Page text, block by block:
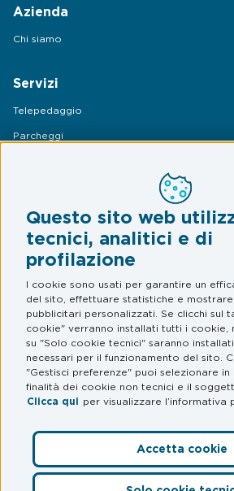
Questo sito web
tecnici, analitici e di
profilazione
I cookie sono usati per garantire un
del sito, effettuare statistiche e mostrare
pubblicitari personalizzati. Se clicchi sul
cookie" verranno installati tutti i cookie,
su "Solo cookie tecnici" saranno
necessari per il funzionamento del sito.
"Gestisci preferenze" puoi selezionare
finalità dei cookie non tecnici e il
Clicca qui per visualizzare l’informativa
Accetta cookie
Azienda
Chi siamo
Servizi
Telepedaggio
Parcheggi
Legal & Privacy
Termini e condizioni
Informativa privacy
Web Privacy e Cookie Policy
FAQ
Domande frequenti